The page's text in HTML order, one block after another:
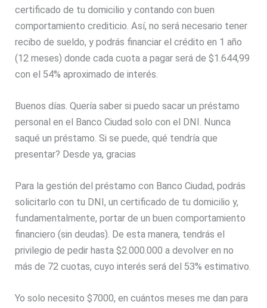
certificado de tu domicilio y contando con buen
comportamiento crediticio. Así, no será necesario tener
recibo de sueldo, y podrás financiar el crédito en 1 año
(12 meses) donde cada cuota a pagar será de $1.644,99
con el 54% aproximado de interés.
Buenos días. Quería saber si puedo sacar un préstamo
personal en el Banco Ciudad solo con el DNI. Nunca
saqué un préstamo. Si se puede, qué tendría que
presentar? Desde ya, gracias
Para la gestión del préstamo con Banco Ciudad, podrás
solicitarlo con tu DNI, un certificado de tu domicilio y,
fundamentalmente, portar de un buen comportamiento
financiero (sin deudas). De esta manera, tendrás el
privilegio de pedir hasta $2.000.000 a devolver en no
más de 72 cuotas, cuyo interés será del 53% estimativo.
Yo solo necesito $7000, en cuántos meses me dan para